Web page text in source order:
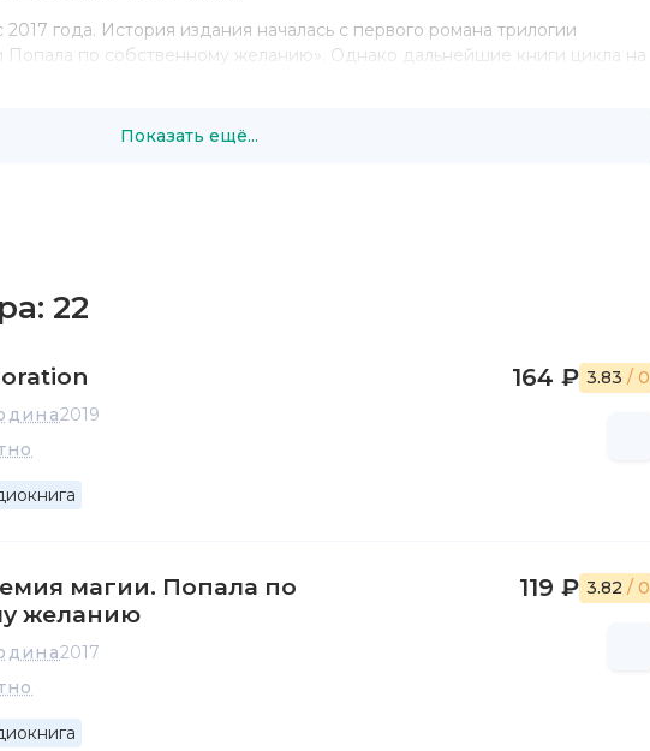
года. История издания началась с первого романа трилогии
Попала по собственному желанию». Однако дальнейшие книги цикла на
Свободиной из цикла «Помощница». Их общий тираж составляет
Показать ещё...
22
2019
164 ₽ 3.83 / 0
магии. Попала по
желанию
2017
119 ₽ 3.82 / 0